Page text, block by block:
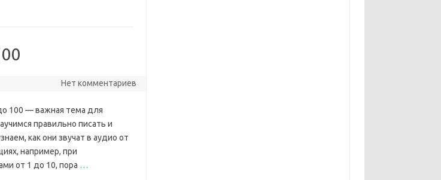
Нет комментариев
100 — важная тема для
правильно писать и
как они звучат в аудио от
например, при
от 1 до 10, пора …